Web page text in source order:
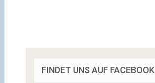
FINDET UNS AUF FACEBOOK